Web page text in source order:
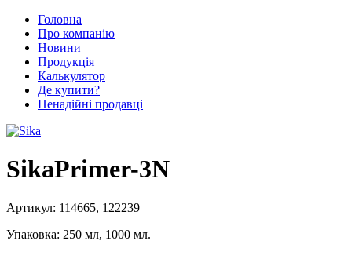
Головна
Про компанію
Новини
Продукція
Калькулятор
Де купити?
Ненадійні продавці
SikaPrimer-3N
Артикул: 114665, 122239
Упаковка: 250 мл, 1000 мл.